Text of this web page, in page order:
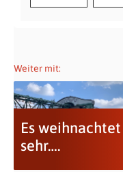
Weiter mit:
Es weihnachtet
sehr….